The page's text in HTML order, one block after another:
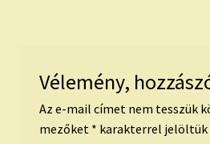
Vélemény,
Az e-mail címet nem tesszük
mezőket * karakterrel jelöltük